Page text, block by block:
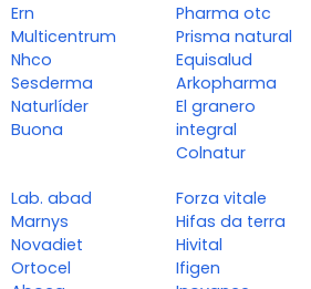
Ern
Multicentrum
Nhco
Sesderma
Naturlíder
Buona
Pharma otc
Prisma natural
Equisalud
Arkopharma
El granero
integral
Colnatur
Lab. abad
Marnys
Novadiet
Ortocel
Forza vitale
Hifas da terra
Hivital
Ifigen